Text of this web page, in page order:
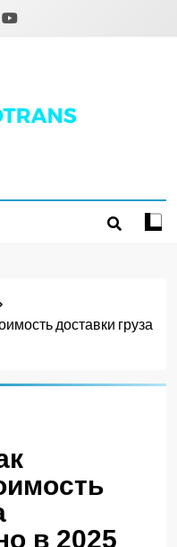
доставки груза
в 2025